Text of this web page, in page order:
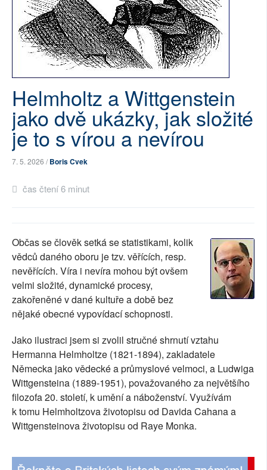
RUBRIKY
PLNÁ VERZE STRÁNEK
Helmholtz a Wittgenstein
jako dvě ukázky, jak složité
je to s vírou a nevírou
7. 5. 2026 /Boris Cvek
čas čtení 6 minut
Občas se člověk setká se statistikami, kolik
vědců daného oboru je tzv. věřících, resp.
nevěřících. Víra i nevíra mohou být ovšem
velmi složité, dynamické procesy,
zakořeněné v dané kultuře a době bez
nějaké obecné vypovídací schopnosti.
Jako ilustraci jsem si zvolil stručné shrnutí vztahu
Hermanna Helmholtze (1821-1894), zakladatele
Německa jako vědecké a průmyslové velmoci, a Ludwiga
Wittgensteina (1889-1951), považovaného za největšího
filozofa 20. století, k umění a náboženství. Využívám
k tomu Helmholtzova životopisu od Davida Cahana a
Wittgensteinova životopisu od Raye Monka.